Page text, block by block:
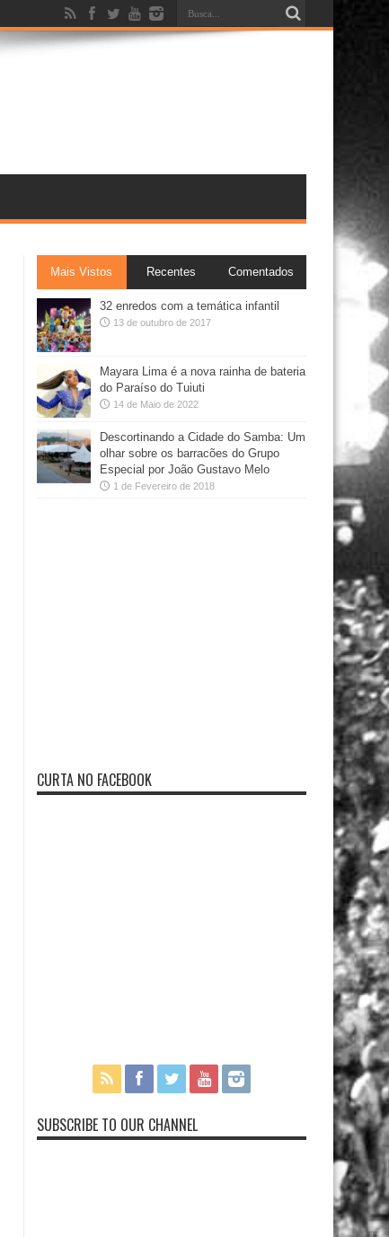
Mais Vistos Recentes Comentados
32 enredos com a temática infantil
13 de outubro de 2017
Mayara Lima é a nova rainha de bateria
do Paraíso do Tuiuti
14 de Maio de 2022
Descortinando a Cidade do Samba: Um
olhar sobre os barracões do Grupo
Especial por João Gustavo Melo
1 de Fevereiro de 2018
CURTA NO FACEBOOK
SUBSCRIBE TO OUR CHANNEL